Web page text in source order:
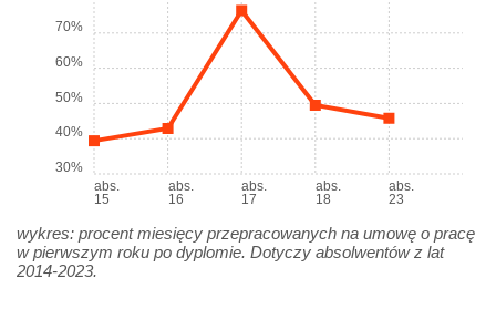
abs.
15
abs.
16
abs.
17
abs.
18
abs.
23
30%
40%
50%
60%
70%
wykres: procent miesięcy przepracowanych na umowę o pracę
w pierwszym roku po dyplomie. Dotyczy absolwentów z lat
2014-2023.